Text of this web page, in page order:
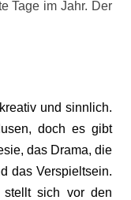
Tage im Jahr. Der
und sinnlich.
doch es gibt
das Drama, die
das Verspieltsein.
sich vor den